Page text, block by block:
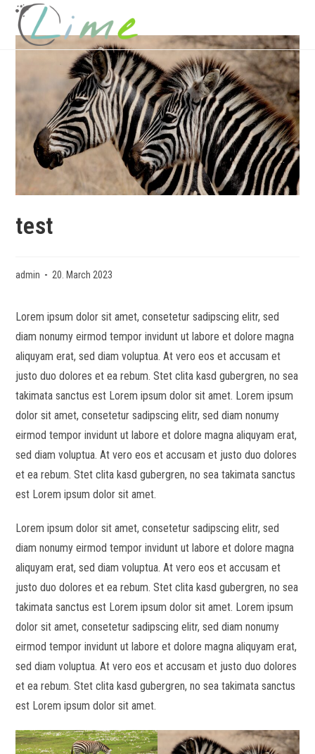
test
admin 20. March 2023
Lorem ipsum dolor sit amet, consetetur sadipscing elitr, sed
diam nonumy eirmod tempor invidunt ut labore et dolore magna
aliquyam erat, sed diam voluptua. At vero eos et accusam et
justo duo dolores et ea rebum. Stet clita kasd gubergren, no sea
takimata sanctus est Lorem ipsum dolor sit amet. Lorem ipsum
dolor sit amet, consetetur sadipscing elitr, sed diam nonumy
eirmod tempor invidunt ut labore et dolore magna aliquyam erat,
sed diam voluptua. At vero eos et accusam et justo duo dolores
et ea rebum. Stet clita kasd gubergren, no sea takimata sanctus
est Lorem ipsum dolor sit amet.
Lorem ipsum dolor sit amet, consetetur sadipscing elitr, sed
diam nonumy eirmod tempor invidunt ut labore et dolore magna
aliquyam erat, sed diam voluptua. At vero eos et accusam et
justo duo dolores et ea rebum. Stet clita kasd gubergren, no sea
takimata sanctus est Lorem ipsum dolor sit amet. Lorem ipsum
dolor sit amet, consetetur sadipscing elitr, sed diam nonumy
eirmod tempor invidunt ut labore et dolore magna aliquyam erat,
sed diam voluptua. At vero eos et accusam et justo duo dolores
et ea rebum. Stet clita kasd gubergren, no sea takimata sanctus
est Lorem ipsum dolor sit amet.